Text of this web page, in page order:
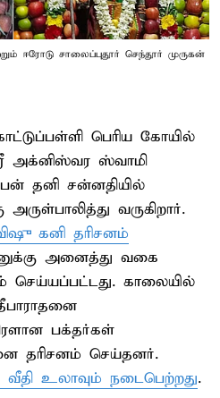
ஈரோடு சாலைப்புதூர் செந்தூர் முருகன்
பெரிய கோயில்
அக்னிஸ்வர ஸ்வாமி
தனி சன்னதியில்
அருள்பாலித்து வருகிறார்.
கனி தரிசனம்
அனைத்து வகை
செய்யப்பட்டது. காலையில்
பக்தர்கள்
தரிசனம் செய்தனர்.
வீதி உலாவும் நடைபெற்றது.